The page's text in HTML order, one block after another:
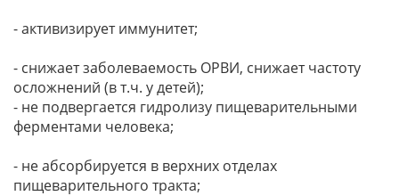
- активизирует иммунитет;
- cнижает заболеваемость ОРВИ, снижает частоту
осложнений (в т.ч. у детей);
- не подвергается гидролизу пищеварительными
ферментами человека;
- не абсорбируется в верхних отделах
пищеварительного тракта;